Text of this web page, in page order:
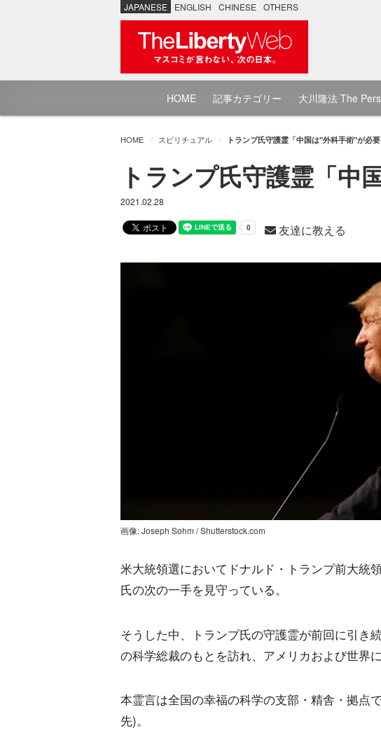
JAPANESE ENGLISH CHINESE OTHERS
HOME 記事カテゴリー 大川隆法 The
HOME スピリチュアル トランプ氏守護霊「中国は"外科手術"が必要
トランプ氏守護霊「中
2021.02.28
友達に教える
画像: Joseph Sohm / Shutterstock.com
米大統領選においてドナルド・トランプ前大統
氏の次の一手を見守っている。
そうした中、トランプ氏の守護霊が前回に引き
の科学総裁のもとを訪れ、アメリカおよび世界
本霊言は全国の幸福の科学の支部・精舎・拠点
先)。